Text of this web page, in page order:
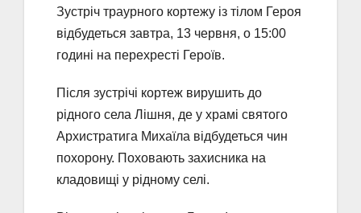
Зустріч траурного кортежу із тілом Героя
відбудеться завтра, 13 червня, о 15:00
годині на перехресті Героїв.
Після зустрічі кортеж вирушить до
рідного села Лішня, де у храмі святого
Архистратига Михаїла відбудеться чин
похорону. Поховають захисника на
кладовищі у рідному селі.